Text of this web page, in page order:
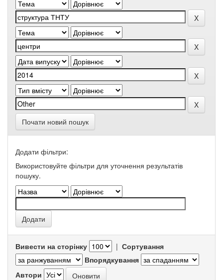
Почати новий пошук
Додати фільтри:
Використовуйте фільтри для уточнення результатів
пошуку.
Вивести на сторінку | Сортування
Впорядкування
Автори